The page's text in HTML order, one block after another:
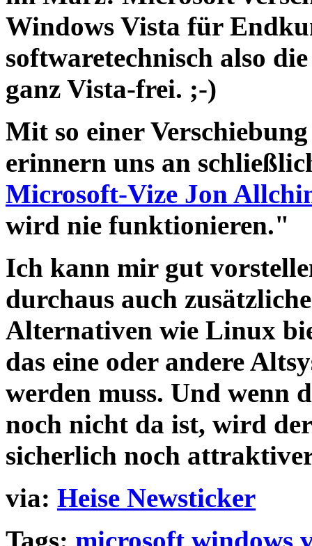
Windows Vista für
softwaretechnisch also
ganz Vista-frei. ;-)
Mit so einer
erinnern uns an
Microsoft-Vize Jon
wird nie funktionieren."
Ich kann mir gut
durchaus auch
Alternativen wie Linux
das eine oder andere
werden muss. Und wenn
noch nicht da ist, wird
sicherlich noch
via: Heise Newsticker